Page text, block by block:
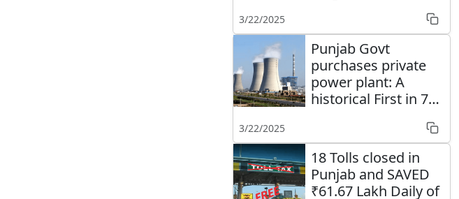
3/22/2025
Punjab Govt
purchases private
power plant: A
historical First in 75
3/22/2025
18 Tolls closed in
Punjab and SAVED
₹61.67 Lakh Daily of